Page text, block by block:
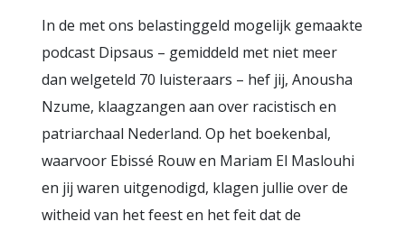
In de met ons belastinggeld mogelijk gemaakte
podcast Dipsaus – gemiddeld met niet meer
dan welgeteld 70 luisteraars – hef jij, Anousha
Nzume, klaagzangen aan over racistisch en
patriarchaal Nederland. Op het boekenbal,
waarvoor Ebissé Rouw en Mariam El Maslouhi
en jij waren uitgenodigd, klagen jullie over de
witheid van het feest en het feit dat de